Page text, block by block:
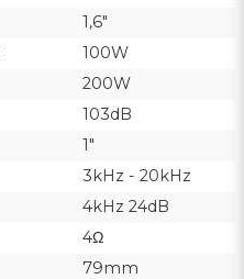
1,6"
100W
200W
103dB
1"
3kHz - 20kHz
4kHz 24dB
4Ω
79mm